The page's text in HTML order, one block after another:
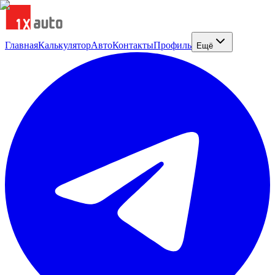
ГлавнаяКалькуляторАвтоКонтактыПрофиль Ещё